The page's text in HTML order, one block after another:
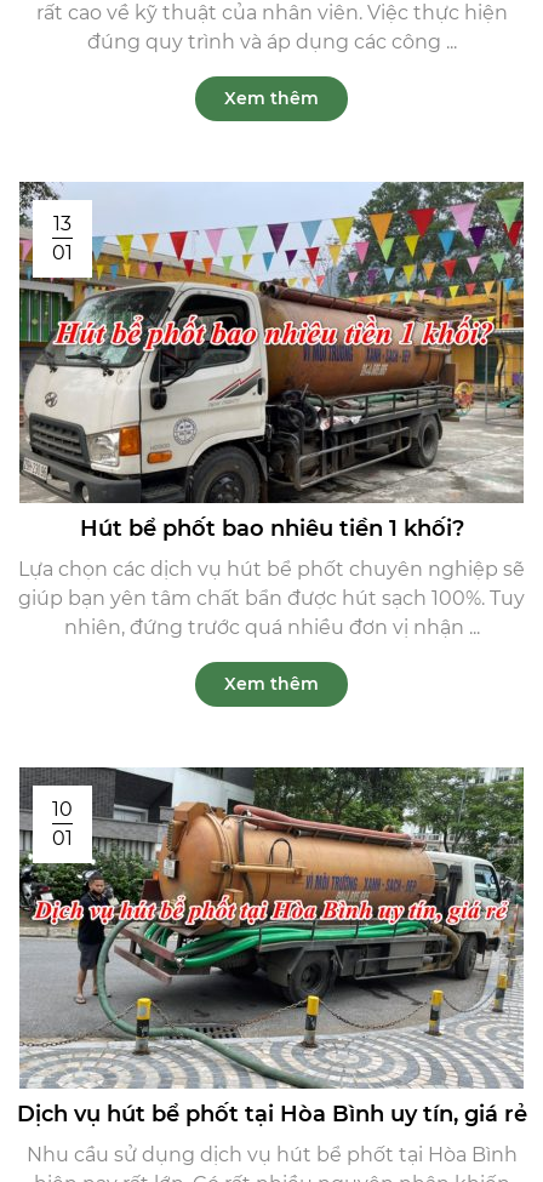
rất cao về kỹ thuật của nhân viên. Việc thực hiện
đúng quy trình và áp dụng các công ...
Xem thêm
13
01
Hút bể phốt bao nhiêu tiền 1 khối?
Lựa chọn các dịch vụ hút bể phốt chuyên nghiệp sẽ
giúp bạn yên tâm chất bẩn được hút sạch 100%. Tuy
nhiên, đứng trước quá nhiều đơn vị nhận ...
Xem thêm
10
01
Dịch vụ hút bể phốt tại Hòa Bình uy tín, giá rẻ
Nhu cầu sử dụng dịch vụ hút bể phốt tại Hòa Bình